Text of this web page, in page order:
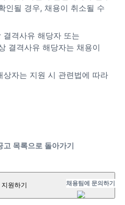
인될 경우, 채용이 취소될 수
결격사유 해당자 또는
결격사유 해당자는 채용이
상자는 지원 시 관련법에 따라
고 목록으로 돌아가기
지원하기 채용팀에 문의하기